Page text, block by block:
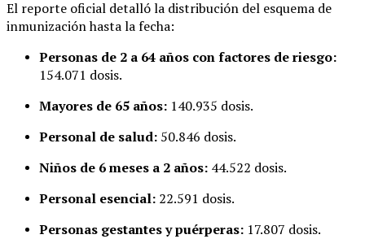
El reporte oficial detalló la distribución del esquema de
inmunización hasta la fecha:
Personas de 2 a 64 años con factores de riesgo:
154.071 dosis.
Mayores de 65 años: 140.935 dosis.
Personal de salud: 50.846 dosis.
Niños de 6 meses a 2 años: 44.522 dosis.
Personal esencial: 22.591 dosis.
Personas gestantes y puérperas: 17.807 dosis.